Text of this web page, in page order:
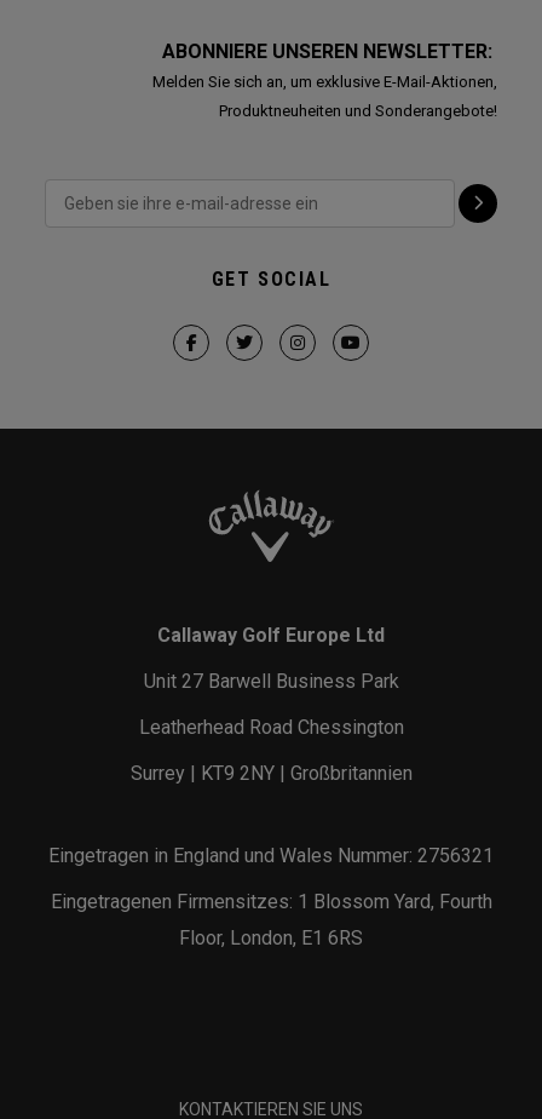
ABONNIERE UNSEREN NEWSLETTER:
Melden Sie sich an, um exklusive E-Mail-Aktionen,
Produktneuheiten und Sonderangebote!
GET SOCIAL
Callaway Golf Europe Ltd
Unit 27 Barwell Business Park
Leatherhead Road Chessington
Surrey | KT9 2NY | Großbritannien
Eingetragen in England und Wales Nummer: 2756321
Eingetragenen Firmensitzes: 1 Blossom Yard, Fourth
Floor, London, E1 6RS
KONTAKTIEREN SIE UNS